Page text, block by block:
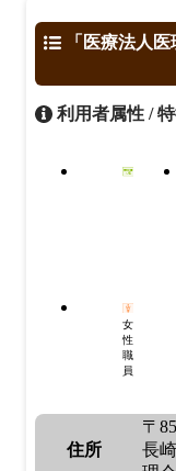
「医療法人
利用者属性 /
女
性
職
員
住所
〒
長